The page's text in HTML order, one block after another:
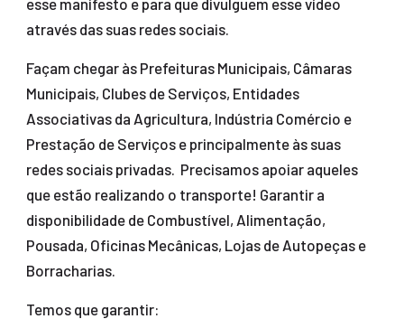
através das suas redes sociais.
Façam chegar às Prefeituras Municipais, Câmaras
Municipais, Clubes de Serviços, Entidades
Associativas da Agricultura, Indústria Comércio e
Prestação de Serviços e principalmente às suas
redes sociais privadas. Precisamos apoiar aqueles
que estão realizando o transporte! Garantir a
disponibilidade de Combustível, Alimentação,
Pousada, Oficinas Mecânicas, Lojas de Autopeças e
Borracharias.
Temos que garantir: